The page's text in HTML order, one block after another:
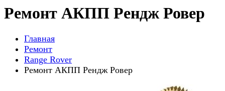
Ремонт АКПП Рендж Ровер
Главная
Ремонт
Range Rover
Ремонт АКПП Рендж Ровер